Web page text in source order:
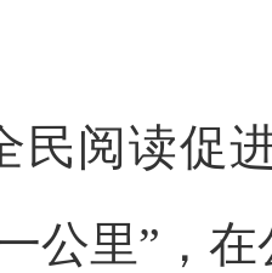
读促进
公里”，